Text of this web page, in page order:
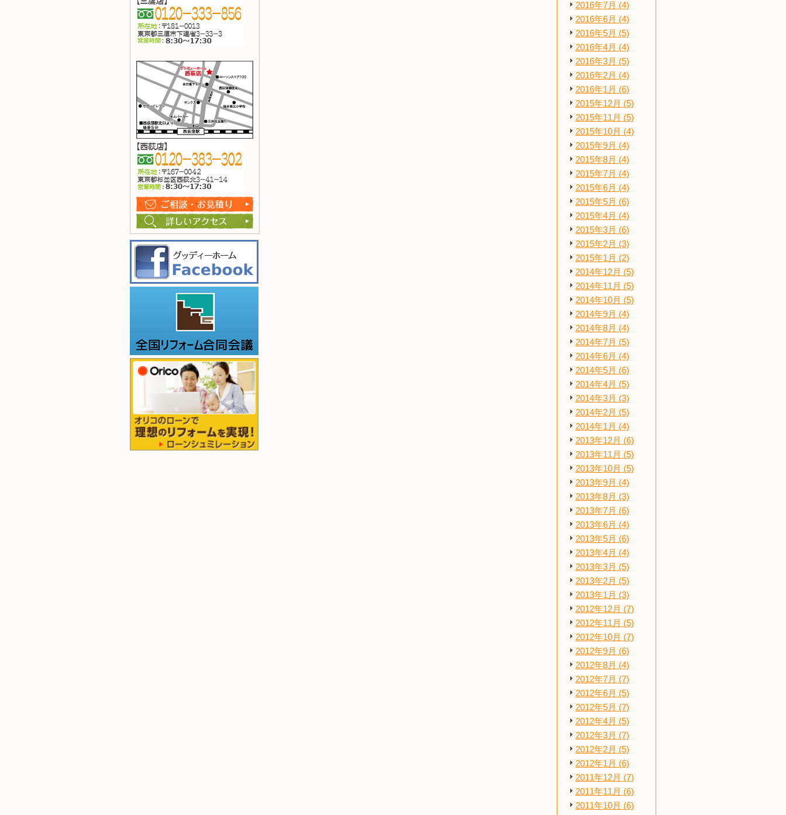
2016年7月 (4)
2016年6月 (4)
2016年5月 (5)
2016年4月 (4)
2016年3月 (5)
2016年2月 (4)
2016年1月 (6)
2015年12月 (5)
2015年11月 (5)
2015年10月 (4)
2015年9月 (4)
2015年8月 (4)
2015年7月 (4)
2015年6月 (4)
2015年5月 (6)
2015年4月 (4)
2015年3月 (6)
2015年2月 (3)
2015年1月 (2)
2014年12月 (5)
2014年11月 (5)
2014年10月 (5)
2014年9月 (4)
2014年8月 (4)
2014年7月 (5)
2014年6月 (4)
2014年5月 (6)
2014年4月 (5)
2014年3月 (3)
2014年2月 (5)
2014年1月 (4)
2013年12月 (6)
2013年11月 (5)
2013年10月 (5)
2013年9月 (4)
2013年8月 (3)
2013年7月 (6)
2013年6月 (4)
2013年5月 (6)
2013年4月 (4)
2013年3月 (5)
2013年2月 (5)
2013年1月 (3)
2012年12月 (7)
2012年11月 (5)
2012年10月 (7)
2012年9月 (6)
2012年8月 (4)
2012年7月 (7)
2012年6月 (5)
2012年5月 (7)
2012年4月 (5)
2012年3月 (7)
2012年2月 (5)
2012年1月 (6)
2011年12月 (7)
2011年11月 (6)
2011年10月 (6)